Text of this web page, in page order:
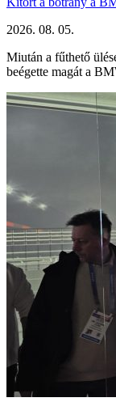
2026. 08. 05.
Miután a fűthető
beégette magát a